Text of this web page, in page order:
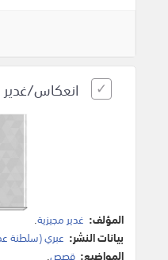
انعكاس/غدير
المؤلف: غدير مجيزية.
بيانات النشر: عبري (سلطنة
المواضيع: قصص.